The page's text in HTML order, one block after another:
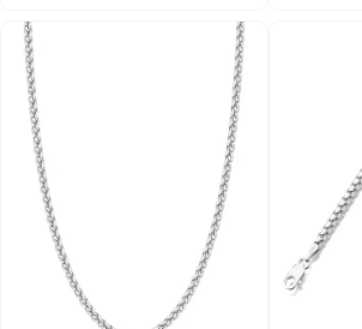
والفتيات، وأطقم قلادات/أساور/
أقراط مرصعة بالألماس (طقم 5 مم
- فضي - 18)